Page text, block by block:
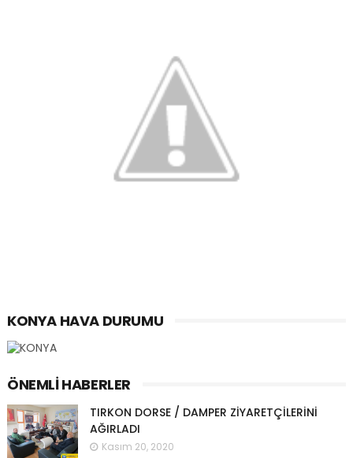
KONYA HAVA DURUMU
ÖNEMLI HABERLER
TIRKON DORSE / DAMPER ZİYARETÇİLERİNİ
AĞIRLADI
Kasım 20, 2020